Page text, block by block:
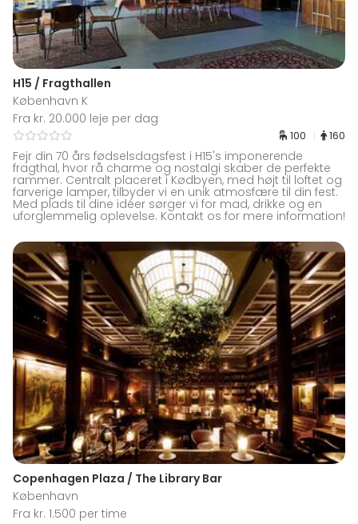
H15 / Fragthallen
København K
Fra kr. 20.000 leje per dag
100 160
Fejr din 70 års fødselsdagsfest i H15's imponerende
fragthal, hvor rå charme og nostalgi skaber de perfekte
rammer. Centralt placeret i Kødbyen, med højt til loftet og
farverige lamper, tilbyder vi en unik atmosfære til din fest.
Med plads til dine idéer sørger vi for mad, drikke og en
uforglemmelig oplevelse. Kontakt os for mere information!
Copenhagen Plaza / The Library Bar
København
Fra kr. 1.500 per time